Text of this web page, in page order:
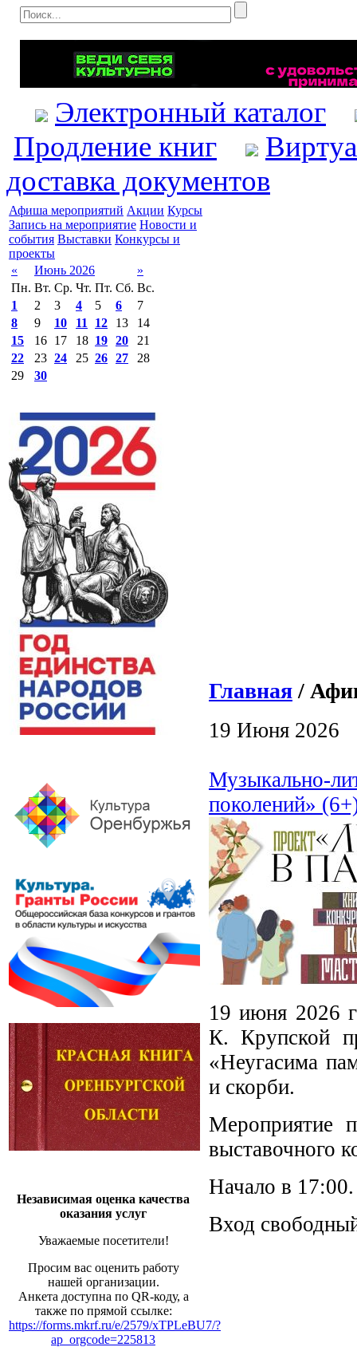
Электронный каталог
Продление книг
доставка документов
Афиша мероприятий Акции Курсы
Запись на мероприятие Новости и
события Выставки Конкурсы и
проекты
«
Июнь 2026
»
Пн. Вт. Ср. Чт. Пт. Сб. Вс.
1
2 3 4 5 6
7
8
9 10 11 12 13
14
15
16 17 18 19 20
21
22
23 24 25 26 27
28
29
30
Независимая оценка качества
оказания услуг
Уважаемые посетители!
Просим вас оценить работу
нашей организации.
Анкета доступна по QR-коду, а
также по прямой ссылке:
https://forms.mkrf.ru/e/2579/xTPLeBU7/?
ap_orgcode=225813
Главная /
19 Июня 2026
Музыкально-
поколений»
19 июня 2026
К. Крупской
«Неугасима
и скорби.
Мероприятие
выставочного
Начало в 17:00.
Вход